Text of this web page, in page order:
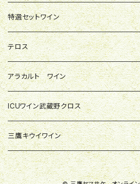
特選セットワイン
やまさけ店主特別セレクト
ジョバンナのお気に入り
輸入元アルトリヴェッロ直送セット
テロス
アラカルト ワイン
レ・マッキオーレ
フォッソ・コルノ
オルマンニ
ICUワイン武蔵野クロス
三鷹キウイワイン